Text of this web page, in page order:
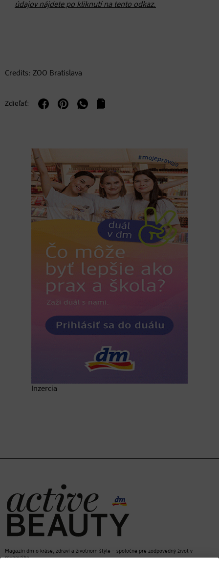
údajov nájdete po kliknutí na tento odkaz.
Credits: ZOO Bratislava
Zdieľať:
Inzercia
Magazín dm o kráse, zdraví a životnom štýle – spoločne pre zodpovedný život v
rovnováhe